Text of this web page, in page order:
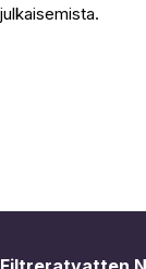
julkaisemista.